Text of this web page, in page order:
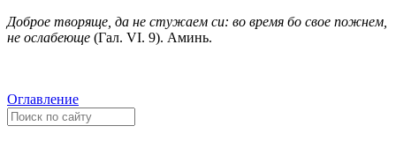
Доброе творяще, да не стужаем си: во время бо свое пожнем,
не ослабеюще (Гал. VI. 9). Аминь.
Оглавление